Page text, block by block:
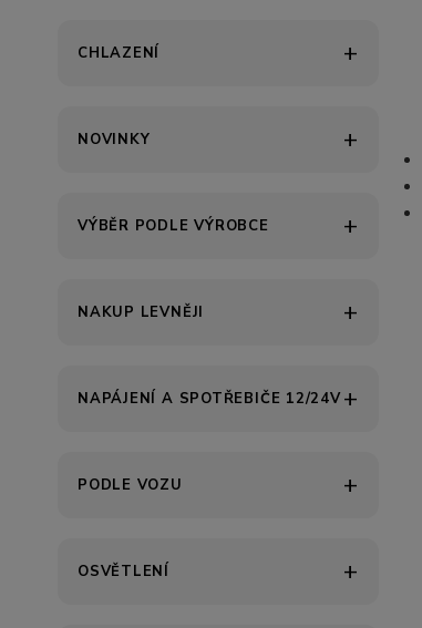
CHLAZENÍ
NOVINKY
VÝBĚR PODLE VÝROBCE
NAKUP LEVNĚJI
NAPÁJENÍ A SPOTŘEBIČE 12/24V
PODLE VOZU
OSVĚTLENÍ